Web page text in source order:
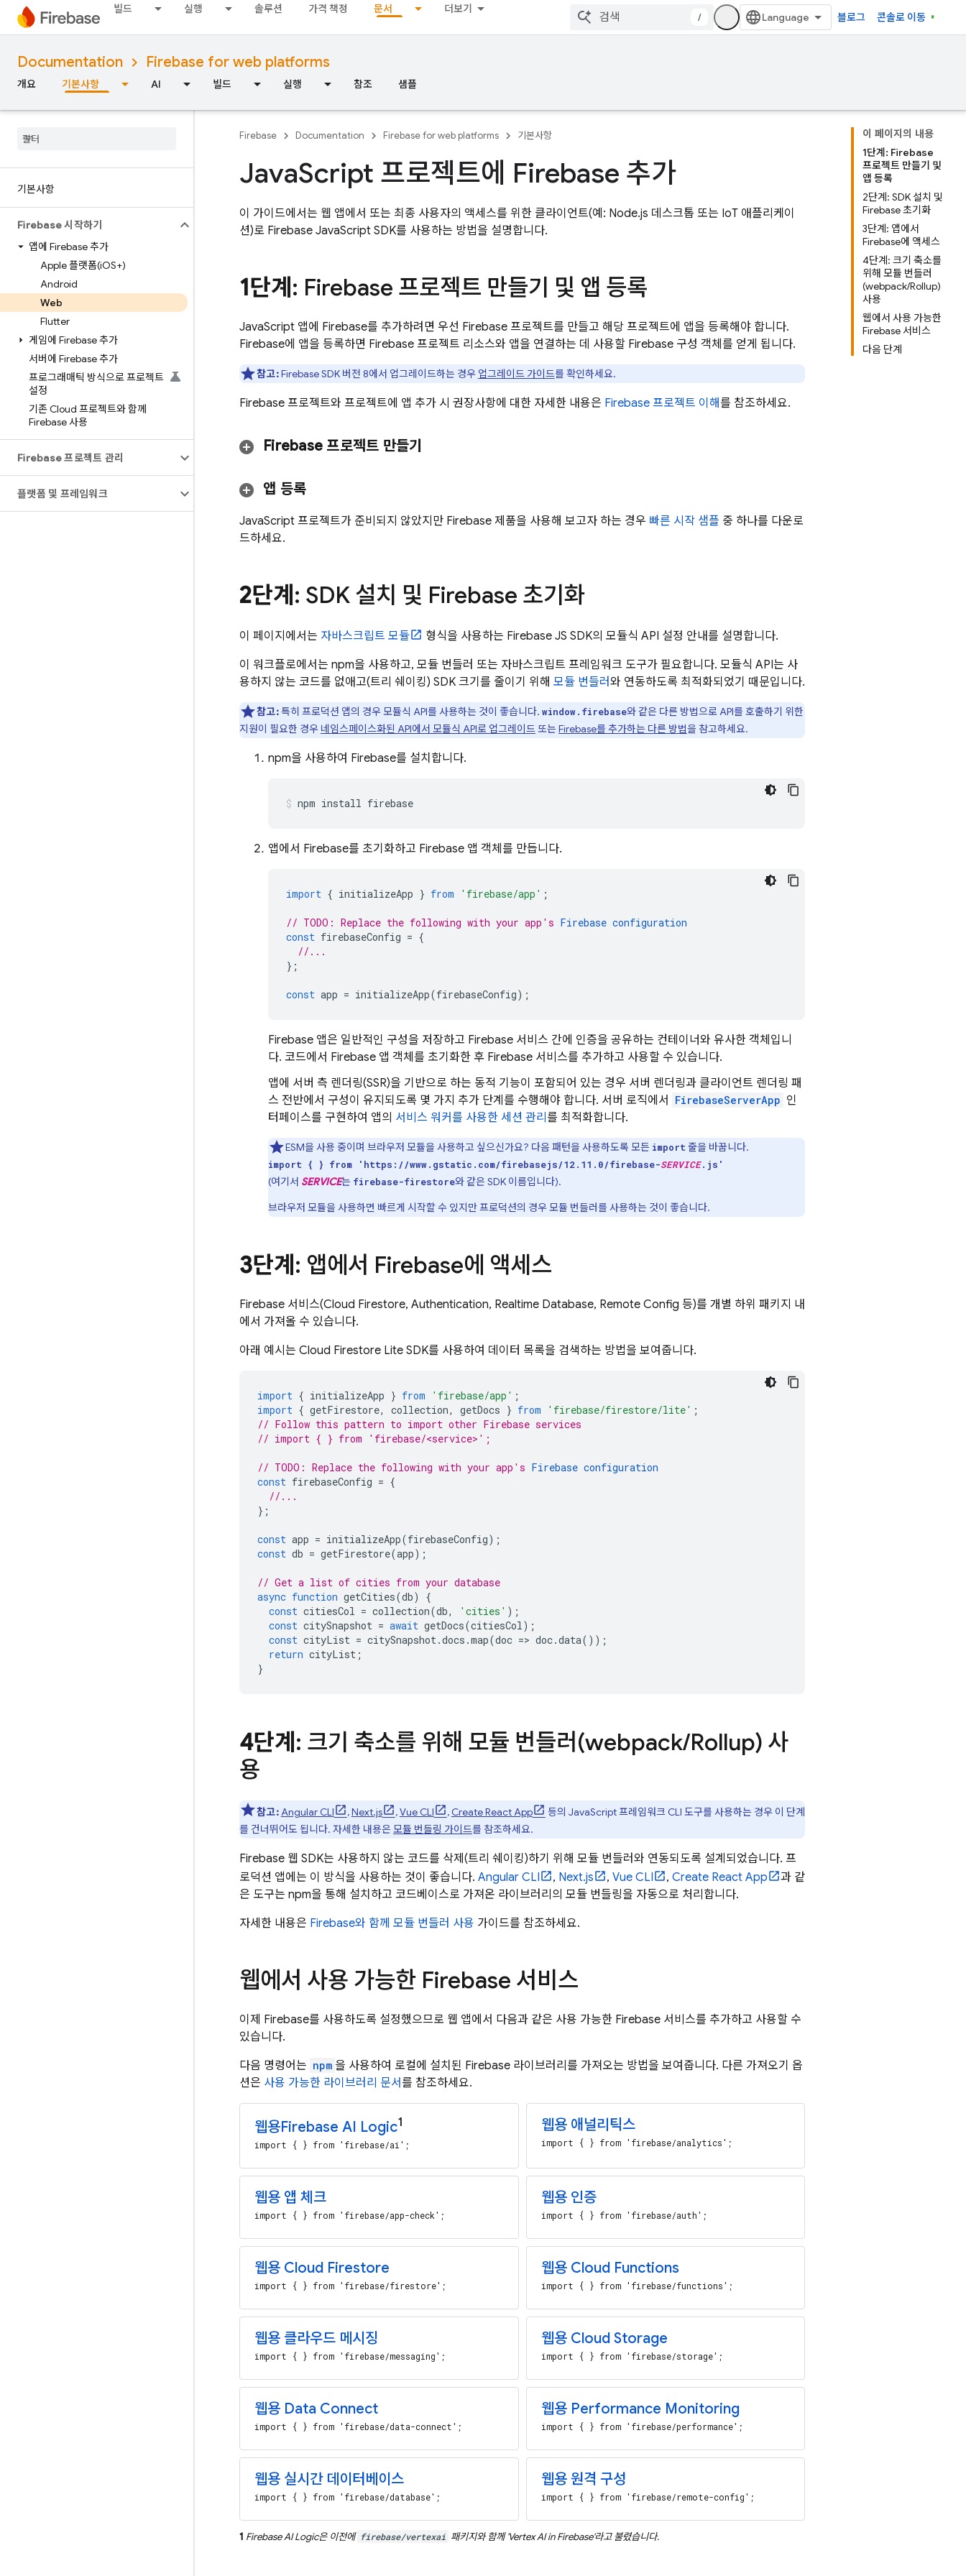
빌드 실행 솔루션 가격 책정 문서 더보기
/ 블로그 콘솔로 이동
Documentation Firebase for web platforms
개요 기본사항 AI 빌드 실행 참조 샘플
기본사항
Firebase 시작하기
앱에 Firebase 추가
Apple 플랫폼(iOS+)
Android
Web
Flutter
게임에 Firebase 추가
서버에 Firebase 추가
프로그래매틱 방식으로 프로젝트
설정
기존 Cloud 프로젝트와 함께
Firebase 사용
Firebase 프로젝트 관리
플랫폼 및 프레임워크
이 페이지의 내용
1단계: Firebase
프로젝트 만들기 및
앱 등록
2단계: SDK 설치 및
Firebase 초기화
3단계: 앱에서
Firebase에 액세스
4단계: 크기 축소를
위해 모듈 번들러
(webpack/Rollup)
사용
웹에서 사용 가능한
Firebase 서비스
다음 단계
Firebase Documentation Firebase for web platforms 기본사항
JavaScript 프로젝트에 Firebase 추가
이 가이드에서는 웹 앱에서 또는 최종 사용자의 액세스를 위한 클라이언트(예: Node.js 데스크톱 또는 IoT 애플리케이
션)로 Firebase JavaScript SDK를 사용하는 방법을 설명합니다.
1단계 : Firebase 프로젝트 만들기 및 앱 등록
JavaScript 앱에 Firebase를 추가하려면 우선 Firebase 프로젝트를 만들고 해당 프로젝트에 앱을 등록해야 합니다.
Firebase에 앱을 등록하면 Firebase 프로젝트 리소스와 앱을 연결하는 데 사용할 Firebase 구성 객체를 얻게 됩니다.
참고:Firebase SDK 버전 8에서 업그레이드하는 경우 업그레이드 가이드를 확인하세요.
Firebase 프로젝트와 프로젝트에 앱 추가 시 권장사항에 대한 자세한 내용은 Firebase 프로젝트 이해를 참조하세요.
Firebase 프로젝트 만들기
앱 등록
JavaScript 프로젝트가 준비되지 않았지만 Firebase 제품을 사용해 보고자 하는 경우 빠른 시작 샘플 중 하나를 다운로
드하세요.
2단계 : SDK 설치 및 Firebase 초기화
이 페이지에서는 자바스크립트 모듈
형식을 사용하는 Firebase JS SDK의 모듈식 API 설정 안내를 설명합니다.
이 워크플로에서는 npm을 사용하고, 모듈 번들러 또는 자바스크립트 프레임워크 도구가 필요합니다. 모듈식 API는 사
용하지 않는 코드를 없애고(트리 쉐이킹) SDK 크기를 줄이기 위해 모듈 번들러 와 연동하도록 최적화되었기 때문입니다.
참고:특히 프로덕션 앱의 경우 모듈식 API를 사용하는 것이 좋습니다. window.firebase와 같은 다른 방법으로 API를 호출하기 위한
지원이 필요한 경우 네임스페이스화된 API에서 모듈식 API로 업그레이드 또는Firebase를 추가하는 다른 방법을 참고하세요.
npm을 사용하여 Firebase를 설치합니다.
npm install firebase
앱에서 Firebase를 초기화하고 Firebase 앱 객체를 만듭니다.
import { initializeApp } from 'firebase/app' ;
// TODO: Replace the following with your app's Firebase configuration
const firebaseConfig = {
//...
};
const app = initializeApp(firebaseConfig);
Firebase 앱은 일반적인 구성을 저장하고 Firebase 서비스 간에 인증을 공유하는 컨테이너와 유사한 객체입니
다. 코드에서 Firebase 앱 객체를 초기화한 후 Firebase 서비스를 추가하고 사용할 수 있습니다.
앱에 서버 측 렌더링(SSR)을 기반으로 하는 동적 기능이 포함되어 있는 경우 서버 렌더링과 클라이언트 렌더링 패
스 전반에서 구성이 유지되도록 몇 가지 추가 단계를 수행해야 합니다. 서버 로직에서
FirebaseServerApp 인
터페이스를 구현하여 앱의 서비스 워커를 사용한 세션 관리 를 최적화합니다.
ESM을 사용 중이며 브라우저 모듈을 사용하고 싶으신가요? 다음 패턴을 사용하도록 모든 import 줄을 바꿉니다.
import { } from 'https://www.gstatic.com/firebasejs/12.11.0/firebase-SERVICE.js'
(여기서 SERVICE는 firebase-firestore와 같은 SDK 이름입니다).
브라우저 모듈을 사용하면 빠르게 시작할 수 있지만 프로덕션의 경우 모듈 번들러를 사용하는 것이 좋습니다.
3단계 : 앱에서 Firebase에 액세스
Firebase 서비스(Cloud Firestore, Authentication, Realtime Database, Remote Config 등)를 개별 하위 패키지 내
에서 가져올 수 있습니다.
아래 예시는 Cloud Firestore Lite SDK를 사용하여 데이터 목록을 검색하는 방법을 보여줍니다.
import { initializeApp } from 'firebase/app' ;
import { getFirestore, collection, getDocs } from 'firebase/firestore/lite' ;
// Follow this pattern to import other Firebase services
// import { } from 'firebase/<service>';
// TODO: Replace the following with your app's Firebase configuration
const firebaseConfig = {
//...
};
const app = initializeApp(firebaseConfig);
const db = getFirestore(app);
// Get a list of cities from your database
async function getCities(db)
{
const citiesCol = collection(db, 'cities' );
const citySnapshot = await getDocs(citiesCol);
const cityList = citySnapshot.docs .map(doc => doc.data());
return cityList ;
}
4단계 : 크기 축소를 위해 모듈 번들러(webpack/Rollup) 사
용
참고:Angular CLI ,Next.js ,Vue CLI , Create React App
등의 JavaScript 프레임워크 CLI 도구를 사용하는 경우 이 단계
를 건너뛰어도 됩니다. 자세한 내용은모듈 번들링 가이드를 참조하세요.
Firebase 웹 SDK는 사용하지 않는 코드를 삭제(트리 쉐이킹)하기 위해 모듈 번들러와 연동되도록 설계되었습니다. 프
로덕션 앱에는 이 방식을 사용하는 것이 좋습니다. Angular CLI , Next.js , Vue CLI , Create React App
과 같
은 도구는 npm을 통해 설치하고 코드베이스로 가져온 라이브러리의 모듈 번들링을 자동으로 처리합니다.
자세한 내용은 Firebase와 함께 모듈 번들러 사용 가이드를 참조하세요.
웹에서 사용 가능한 Firebase 서비스
이제 Firebase를 사용하도록 설정했으므로 웹 앱에서 다음과 같은 사용 가능한 Firebase 서비스를 추가하고 사용할 수
있습니다.
다음 명령어는 npm 을 사용하여 로컬에 설치된 Firebase 라이브러리를 가져오는 방법을 보여줍니다. 다른 가져오기 옵
션은 사용 가능한 라이브러리 문서를 참조하세요.
웹용Firebase AI Logic1
import { } from 'firebase/ai';
웹용 애널리틱스
import { } from 'firebase/analytics';
웹용 앱 체크
import { } from 'firebase/app-check';
웹용 인증
import { } from 'firebase/auth';
웹용 Cloud Firestore
import { } from 'firebase/firestore';
웹용 Cloud Functions
import { } from 'firebase/functions';
웹용 클라우드 메시징
import { } from 'firebase/messaging';
웹용 Cloud Storage
import { } from 'firebase/storage';
웹용 Data Connect
import { } from 'firebase/data-connect';
웹용 Performance Monitoring
import { } from 'firebase/performance';
웹용 실시간 데이터베이스
import { } from 'firebase/database';
웹용 원격 구성
import { } from 'firebase/remote-config';
1 Firebase AI Logic은 이전에 firebase/vertexai 패키지와 함께 'Vertex AI in Firebase'라고 불렸습니다.